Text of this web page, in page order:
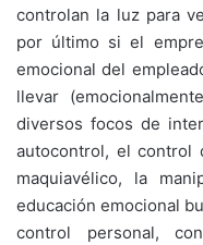
controlan la luz para
por último si el
emocional del
llevar
diversos focos de
autocontrol, el control
maquiavélico, la
educación emocional
control personal,